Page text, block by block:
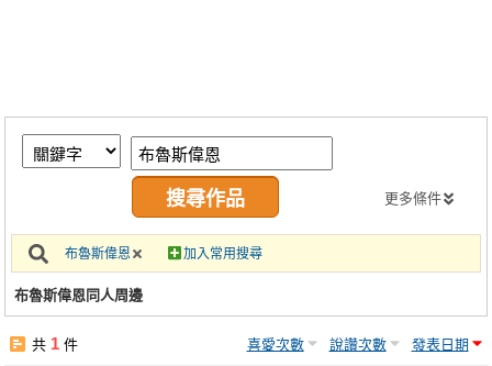
繪圖藝廊
交流中心
攤位轉讓區
會員功能選單
註冊會員
更多條件
布魯斯偉恩 加入常用搜尋
布魯斯偉恩同人周邊
共 1 件 喜愛次數 說讚次數 發表日期